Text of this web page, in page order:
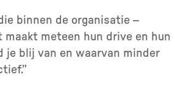
binnen de organisatie –
maakt meteen hun drive en hun
je blij van en waarvan minder